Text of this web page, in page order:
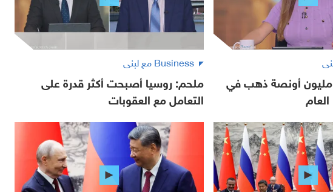
روسيا تبيع 1.4 مليون أونصة ذهب في
Business مع لبنى
ملحم: روسيا أصبحت أكثر قدرة على
التعامل مع العقوبات